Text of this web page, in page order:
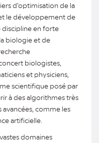
d’optimisation de la
le développement de
en forte
biologie et de
biologistes,
et physiciens,
scientifique posé par
à des algorithmes très
avancées, comme les
artificielle.
domaines